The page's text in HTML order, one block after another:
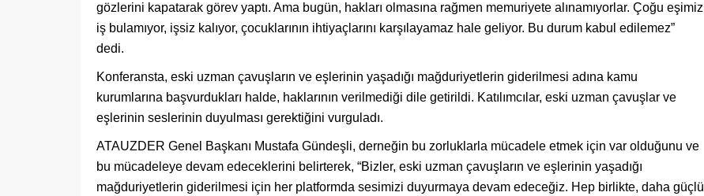
gözlerini kapatarak görev yaptı. Ama bugün, hakları olmasına rağmen memuriyete alınamıyorlar. Çoğu eşimiz
iş bulamıyor, işsiz kalıyor, çocuklarının ihtiyaçlarını karşılayamaz hale geliyor. Bu durum kabul edilemez”
dedi.
Konferansta, eski uzman çavuşların ve eşlerinin yaşadığı mağduriyetlerin giderilmesi adına kamu
kurumlarına başvurdukları halde, haklarının verilmediği dile getirildi. Katılımcılar, eski uzman çavuşlar ve
eşlerinin seslerinin duyulması gerektiğini vurguladı.
ATAUZDER Genel Başkanı Mustafa Gündeşli, derneğin bu zorluklarla mücadele etmek için var olduğunu ve
bu mücadeleye devam edeceklerini belirterek, “Bizler, eski uzman çavuşların ve eşlerinin yaşadığı
mağduriyetlerin giderilmesi için her platformda sesimizi duyurmaya devam edeceğiz. Hep birlikte, daha güçlü